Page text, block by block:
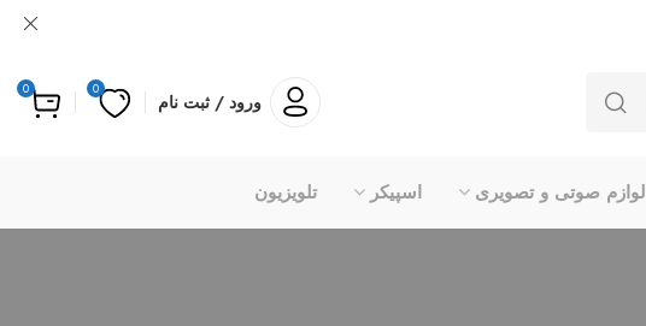
ورود / ثبت نام
0
0
لوازم صوتی و تصویری اسپیکر تلویزیون